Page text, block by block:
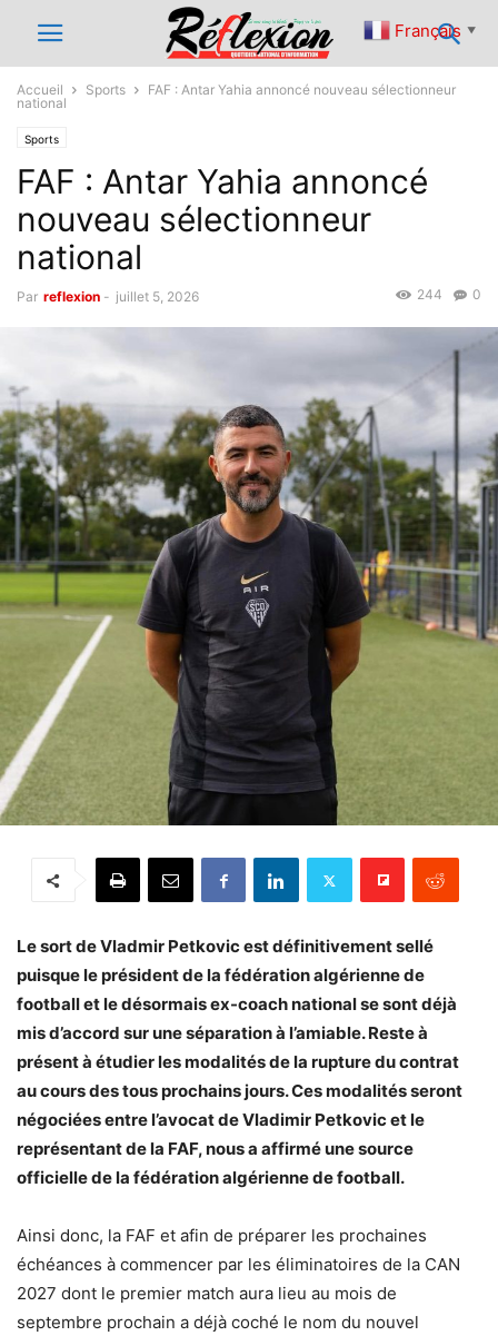
Accueil Sports
FAF : Antar Yahia annoncé nouveau sélectionneur
national
Sports
FAF : Antar Yahia annoncé
nouveau sélectionneur
national
Par reflexion - juillet 5, 2026 0
244
Le sort de Vladmir Petkovic est définitivement sellé
puisque le président de la fédération algérienne de
football et le désormais ex-coach national se sont déjà
mis d’accord sur une séparation à l’amiable. Reste à
présent à étudier les modalités de la rupture du contrat
au cours des tous prochains jours. Ces modalités seront
négociées entre l’avocat de Vladimir Petkovic et le
représentant de la FAF, nous a affirmé une source
officielle de la fédération algérienne de football.
Ainsi donc, la FAF et afin de préparer les prochaines
échéances à commencer par les éliminatoires de la CAN
2027 dont le premier match aura lieu au mois de
septembre prochain a déjà coché le nom du nouvel
Français ▼